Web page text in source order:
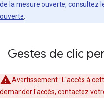
de la mesure ouverte, consultez
ouverte
Gestes de clic
Avertissement : L'accès à
demander l'accès, contactez